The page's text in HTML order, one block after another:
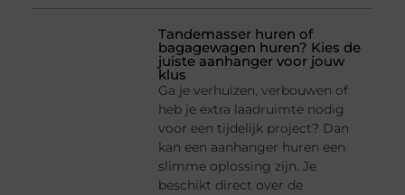
Tandemasser huren of
bagagewagen huren? Kies de
juiste aanhanger voor jouw
klus
Ga je verhuizen, verbouwen of
heb je extra laadruimte nodig
voor een tijdelijk project? Dan
kan een aanhanger huren een
slimme oplossing zijn. Je
beschikt direct over de